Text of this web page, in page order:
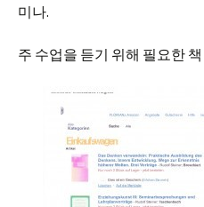
미나.
주 수업을 듣기 위해 필요한